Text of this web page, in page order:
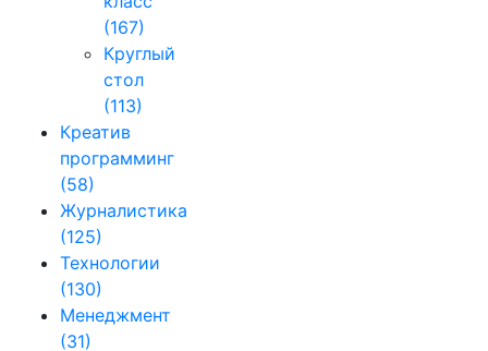
(167)
Круглый
стол
(113)
Креатив
программинг
(58)
Журналистика
(125)
Технологии
(130)
Менеджмент
(31)